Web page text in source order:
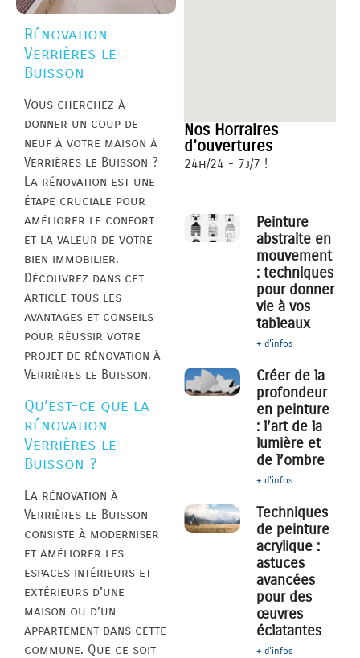
Rénovation
Verrières le
Buisson
Vous cherchez à
donner un coup de
neuf à votre maison à
Verrières le Buisson ?
La rénovation est une
étape cruciale pour
améliorer le confort
et la valeur de votre
bien immobilier.
Découvrez dans cet
article tous les
avantages et conseils
pour réussir votre
projet de rénovation à
Verrières le Buisson.
Qu’est-ce que la
rénovation
Verrières le
Buisson ?
La rénovation à
Verrières le Buisson
consiste à moderniser
et améliorer les
espaces intérieurs et
extérieurs d’une
maison ou d’un
appartement dans cette
commune. Que ce soit
Nos Horraires
d'ouvertures
24h/24 - 7j/7 !
Peinture
abstraite en
mouvement
: techniques
pour donner
vie à vos
tableaux
+ d'infos
Créer de la
profondeur
en peinture
: l’art de la
lumière et
de l’ombre
+ d'infos
Techniques
de peinture
acrylique :
astuces
avancées
pour des
œuvres
éclatantes
+ d'infos